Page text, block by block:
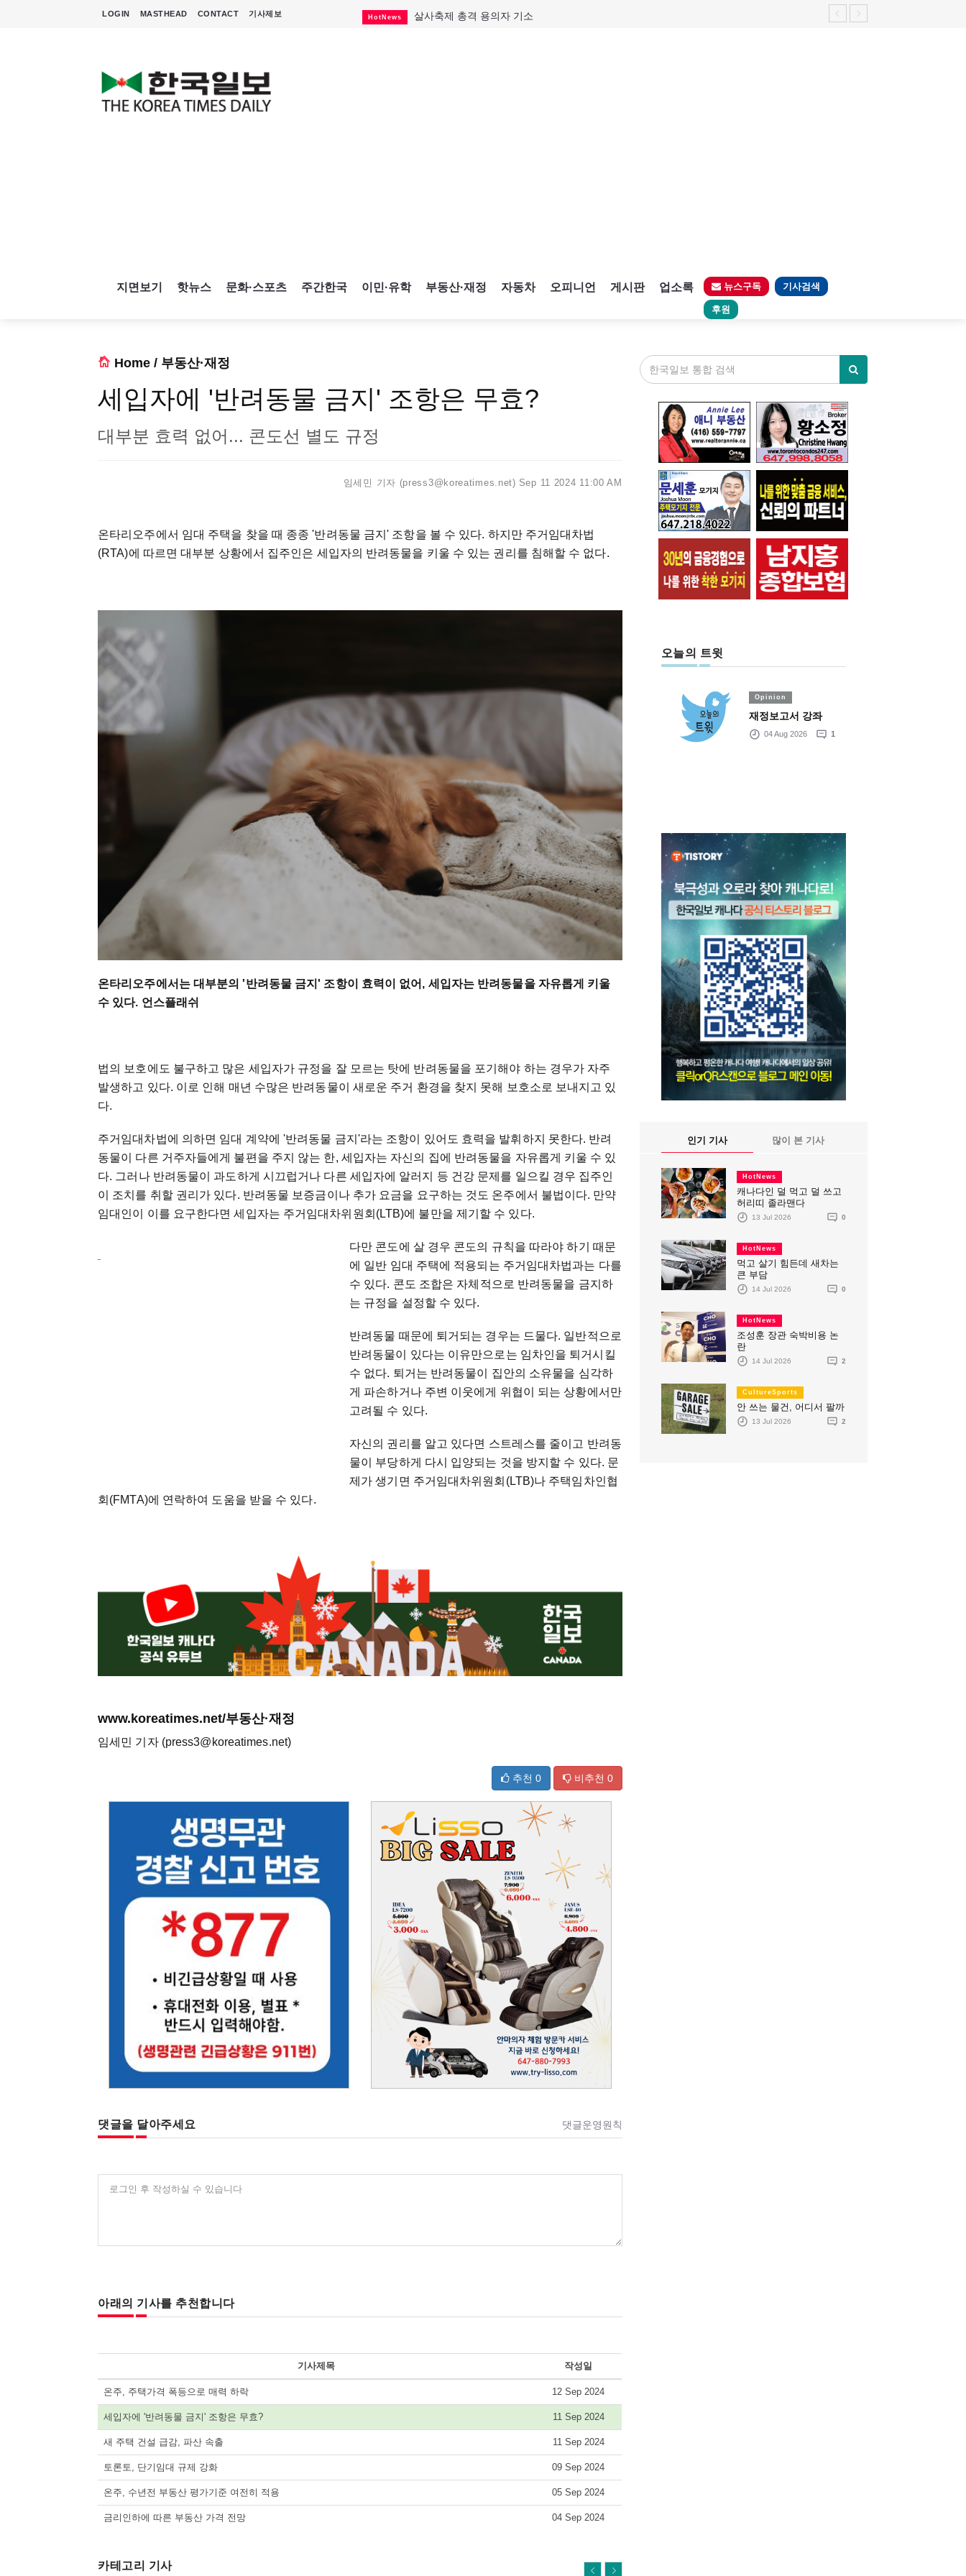
LOGIN MASTHEAD CONTACT 기사제보 HotNews 살사축제 총격 용의자 기소
지면보기 핫뉴스 문화·스포츠 주간한국 이민·유학 부동산·재정 자동차 오피니언 게시판 업소록 뉴스구독 기사검색
후원
Home / 부동산·재정
세입자에 '반려동물 금지' 조항은 무효?
대부분 효력 없어... 콘도선 별도 규정
임세민 기자 (press3@koreatimes.net) Sep 11 2024 11:00 AM
온타리오주에서 임대 주택을 찾을 때 종종 '반려동물 금지' 조항을 볼 수 있다. 하지만 주거임대차법
(RTA)에 따르면 대부분 상황에서 집주인은 세입자의 반려동물을 키울 수 있는 권리를 침해할 수 없다.
온타리오주에서는 대부분의 '반려동물 금지' 조항이 효력이 없어, 세입자는 반려동물을 자유롭게 키울
수 있다. 언스플래쉬
법의 보호에도 불구하고 많은 세입자가 규정을 잘 모르는 탓에 반려동물을 포기해야 하는 경우가 자주
발생하고 있다. 이로 인해 매년 수많은 반려동물이 새로운 주거 환경을 찾지 못해 보호소로 보내지고 있
다.
주거임대차법에 의하면 임대 계약에 '반려동물 금지'라는 조항이 있어도 효력을 발휘하지 못한다. 반려
동물이 다른 거주자들에게 불편을 주지 않는 한, 세입자는 자신의 집에 반려동물을 자유롭게 키울 수 있
다. 그러나 반려동물이 과도하게 시끄럽거나 다른 세입자에 알러지 등 건강 문제를 일으킬 경우 집주인
이 조치를 취할 권리가 있다. 반려동물 보증금이나 추가 요금을 요구하는 것도 온주에서 불법이다. 만약
임대인이 이를 요구한다면 세입자는 주거임대차위원회(LTB)에 불만을 제기할 수 있다.
다만 콘도에 살 경우 콘도의 규칙을 따라야 하기 때문
에 일반 임대 주택에 적용되는 주거임대차법과는 다를
수 있다. 콘도 조합은 자체적으로 반려동물을 금지하
는 규정을 설정할 수 있다.
반려동물 때문에 퇴거되는 경우는 드물다. 일반적으로
반려동물이 있다는 이유만으로는 임차인을 퇴거시킬
수 없다. 퇴거는 반려동물이 집안의 소유물을 심각하
게 파손하거나 주변 이웃에게 위협이 되는 상황에서만
고려될 수 있다.
자신의 권리를 알고 있다면 스트레스를 줄이고 반려동
물이 부당하게 다시 입양되는 것을 방지할 수 있다. 문
제가 생기면 주거임대차위원회(LTB)나 주택임차인협
회(FMTA)에 연락하여 도움을 받을 수 있다.
www.koreatimes.net/부동산·재정
임세민 기자 (press3@koreatimes.net)
추천 0 비추천 0
댓글을 달아주세요 댓글운영원칙
로그인 후 작성하실 수 있습니다
아래의 기사를 추천합니다
기사제목 작성일
온주, 주택가격 폭등으로 매력 하락 12 Sep 2024
세입자에 '반려동물 금지' 조항은 무효? 11 Sep 2024
새 주택 건설 급감, 파산 속출 11 Sep 2024
토론토, 단기임대 규제 강화 09 Sep 2024
온주, 수년전 부동산 평가기준 여전히 적용 05 Sep 2024
금리인하에 따른 부동산 가격 전망 04 Sep 2024
카테고리 기사
오늘의 트윗
Opinion
재정보고서 강좌
04 Aug 2026 1
인기 기사 많이 본 기사
HotNews
캐나다인 덜 먹고 덜 쓰고
허리띠 졸라맨다
13 Jul 2026 0
HotNews
먹고 살기 힘든데 새차는
큰 부담
14 Jul 2026 0
HotNews
조성훈 장관 숙박비용 논
란
14 Jul 2026 2
CultureSports
안 쓰는 물건, 어디서 팔까
13 Jul 2026 2